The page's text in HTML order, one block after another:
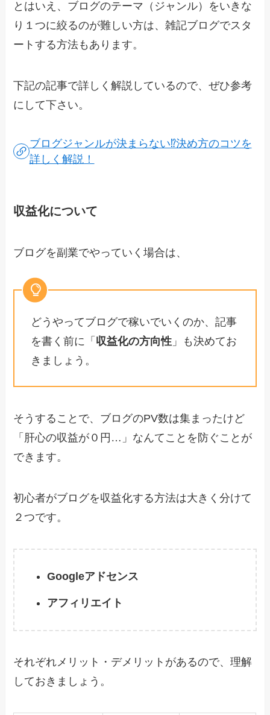
とはいえ、ブログのテーマ（ジャンル）をいきな
り１つに絞るのが難しい方は、雑記ブログでスタ
ートする方法もあります。
下記の記事で詳しく解説しているので、ぜひ参考
にして下さい。
ブログジャンルが決まらない⁉︎決め方のコツを
詳しく解説！
収益化について
ブログを副業でやっていく場合は、
どうやってブログで稼いでいくのか、記事
を書く前に「 収益化の方向性 」も決めてお
きましょう。
そうすることで、ブログのPV数は集まったけど
「肝心の収益が０円…」なんてことを防ぐことが
できます。
初心者がブログを収益化する方法は大きく分けて
２つです。
Googleアドセンス
アフィリエイト
それぞれメリット・デメリットがあるので、理解
しておきましょう。